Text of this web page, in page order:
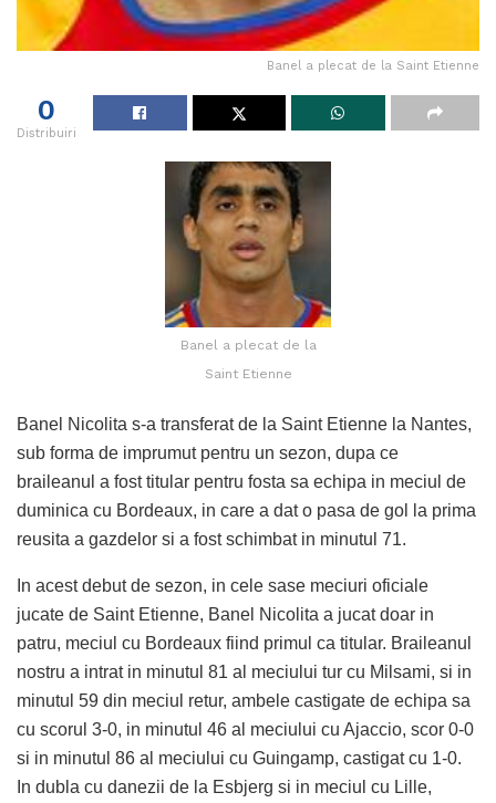
Banel a plecat de la Saint Etienne
0
Distribuiri
Banel a plecat de la
Saint Etienne
Banel Nicolita s-a transferat de la Saint Etienne la Nantes,
sub forma de imprumut pentru un sezon, dupa ce
braileanul a fost titular pentru fosta sa echipa in meciul de
duminica cu Bordeaux, in care a dat o pasa de gol la prima
reusita a gazdelor si a fost schimbat in minutul 71.
In acest debut de sezon, in cele sase meciuri oficiale
jucate de Saint Etienne, Banel Nicolita a jucat doar in
patru, meciul cu Bordeaux fiind primul ca titular. Braileanul
nostru a intrat in minutul 81 al meciului tur cu Milsami, si in
minutul 59 din meciul retur, ambele castigate de echipa sa
cu scorul 3-0, in minutul 46 al meciului cu Ajaccio, scor 0-0
si in minutul 86 al meciului cu Guingamp, castigat cu 1-0.
In dubla cu danezii de la Esbjerg si in meciul cu Lille,